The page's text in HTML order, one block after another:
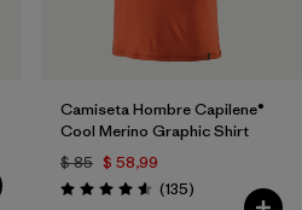
Camiseta Hombre Capilene®
Cool Merino Graphic Shirt
$ 85 $ 58,99
Valoración: 4.6 / 5
(135Comentarios
)